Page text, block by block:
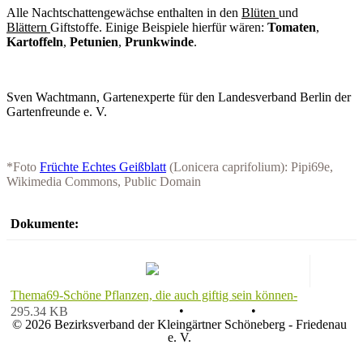
Alle Nachtschattengewächse enthalten in den Blüten und
Blättern Giftstoffe. Einige Beispiele hierfür wären: Tomaten,
Kartoffeln, Petunien, Prunkwinde.
Sven Wachtmann, Gartenexperte für den Landesverband Berlin der
Gartenfreunde e. V.
*Foto Früchte Echtes Geißblatt (Lonicera caprifolium): Pipi69e,
Wikimedia Commons, Public Domain
Dokumente:
Thema69-Schöne Pflanzen, die auch giftig sein können-
295.34 KB
•
•
© 2026 Bezirksverband der Kleingärtner Schöneberg - Friedenau
e. V.